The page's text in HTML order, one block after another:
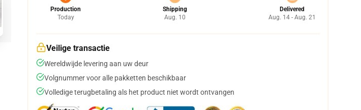
Production
Today
Shipping
Aug. 10
Delivered
Aug. 14 - Aug. 21
Veilige transactie
Wereldwijde levering aan uw deur
Volgnummer voor alle pakketten beschikbaar
Volledige terugbetaling als het product niet wordt ontvangen